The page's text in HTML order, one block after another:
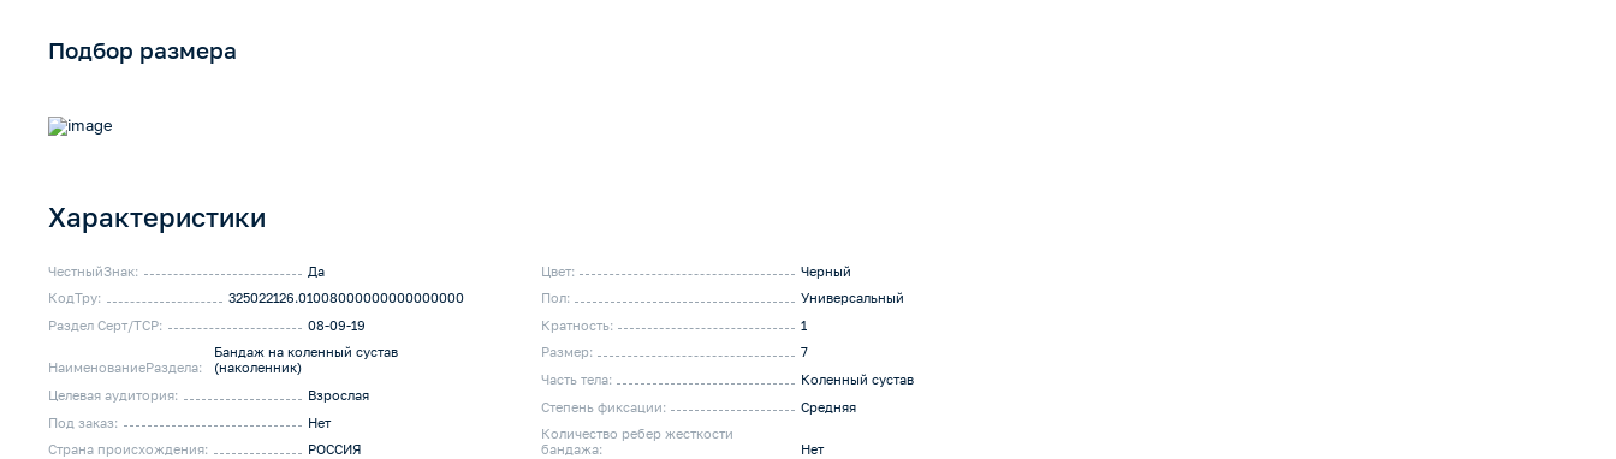
Подбор размера
Характеристики
ЧестныйЗнак:
Да
КодТру:
325022126.01008000000000000000
Раздел Серт/ТСР:
08-09-19
НаименованиеРаздела:
Бандаж на коленный сустав
(наколенник)
Целевая аудитория:
Взрослая
Под заказ:
Нет
Страна происхождения:
РОССИЯ
Цвет:
Черный
Пол:
Универсальный
Кратность:
1
Размер:
7
Часть тела:
Коленный сустав
Степень фиксации:
Средняя
Количество ребер жесткости
бандажа:
Нет